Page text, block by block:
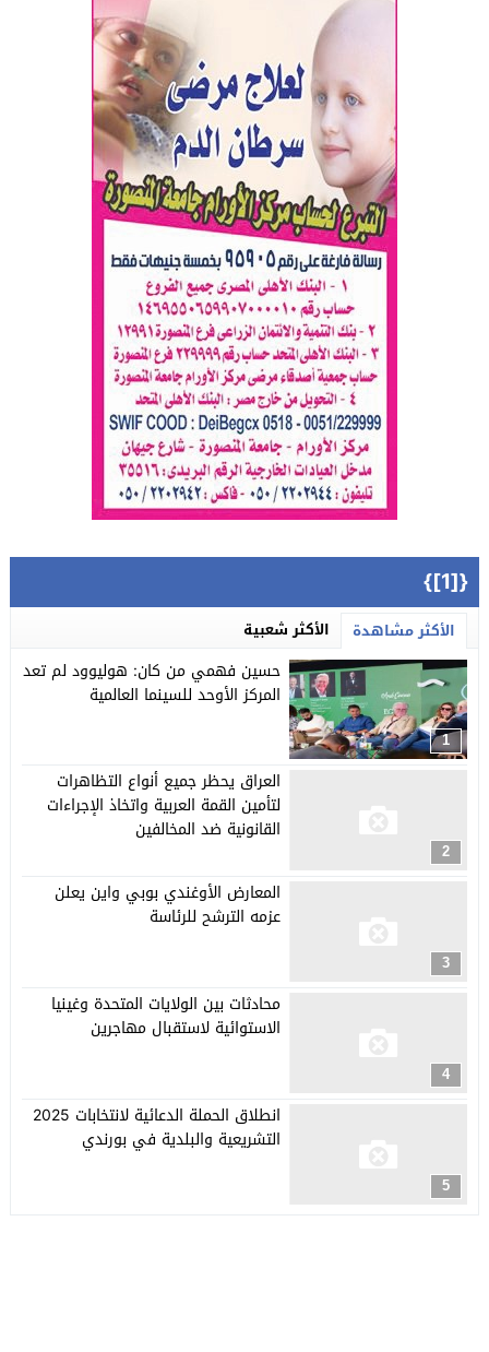
{[1]}
الأكثر مشاهدة الأكثر شعبية
1
حسين فهمي من كان: هوليوود لم تعد
المركز الأوحد للسينما العالمية
2
العراق يحظر جميع أنواع التظاهرات
لتأمين القمة العربية واتخاذ الإجراءات
القانونية ضد المخالفين
3
المعارض الأوغندي بوبي واين يعلن
عزمه الترشح للرئاسة
4
محادثات بين الولايات المتحدة وغينيا
الاستوائية لاستقبال مهاجرين
5
انطلاق الحملة الدعائية لانتخابات 2025
التشريعية والبلدية في بورندي